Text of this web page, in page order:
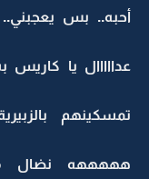
أحبه.. بس
عدااااال يا
تمسكينهم
هههههه نضال